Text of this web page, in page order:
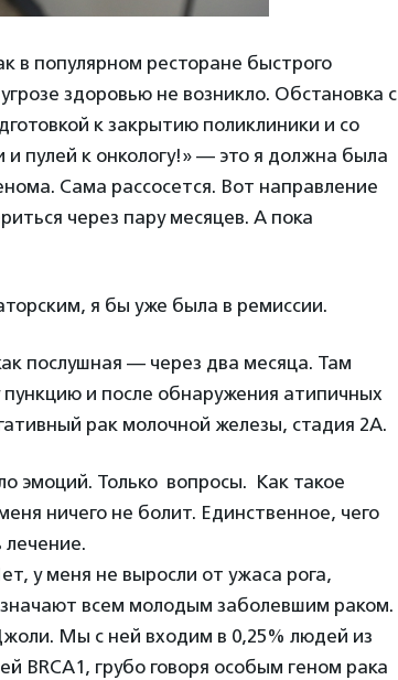
в популярном ресторане быстрого
здоровью не возникло. Обстановка с
к закрытию поликлиники и со
и пулей к онкологу!» — это я должна была
Сама рассосется. Вот направление
через пару месяцев. А пока
я бы уже была в ремиссии.
послушная — через два месяца. Там
и после обнаружения атипичных
рак молочной железы, стадия 2А.
эмоций. Только вопросы. Как такое
ничего не болит. Единственное, чего
у меня не выросли от ужаса рога,
всем молодым заболевшим раком.
Мы с ней входим в 0,25% людей из
BRCA1, грубо говоря особым геном рака